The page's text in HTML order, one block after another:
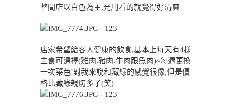
整間店以白色為主,光用看的就覺得好清爽
店家希望給客人健康的飲食,基本上每天有4樣
主食可選擇(雞肉.豬肉.牛肉跟魚肉)~每週更換
一次菜色!對我來說和藏綠的感覺很像,但是價
格比藏綠親切多了(笑)